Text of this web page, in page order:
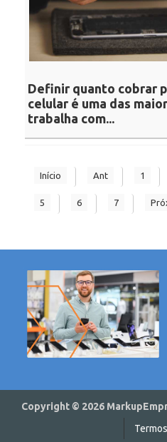
Definir quanto cobrar
celular é uma das
trabalha com...
Início Ant 1
5 6 7
Copyright © 2026